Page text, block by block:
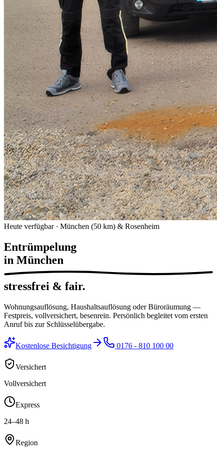
Heute verfügbar · München (50 km) & Rosenheim
Entrümpelung
in München
stressfrei & fair.
Wohnungsauflösung, Haushaltsauflösung oder Büroräumung —
Festpreis, vollversichert, besenrein. Persönlich begleitet vom ersten
Anruf bis zur Schlüsselübergabe.
Kostenlose Besichtigung 0176 - 810 100 00
Versichert
Vollversichert
Express
24–48 h
Region